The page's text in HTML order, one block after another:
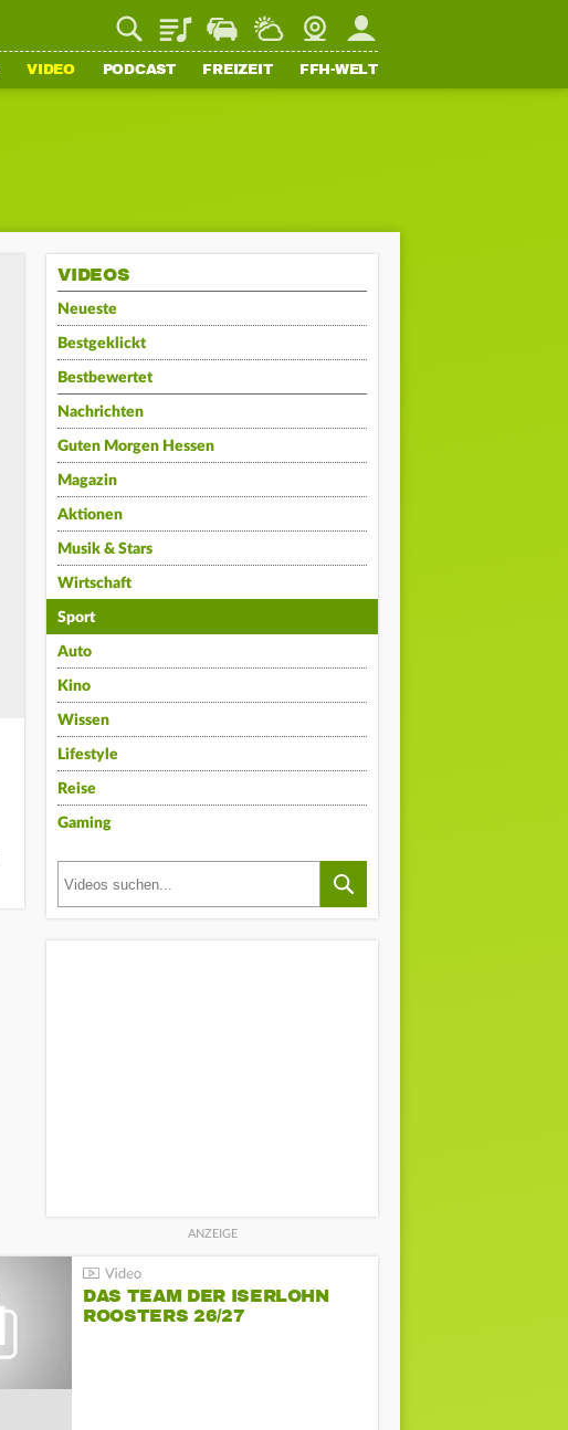
PlaylistStaupilotWetterWebcamMein FFH
VIDEO PODCAST FREIZEIT FFH-WELT
VIDEOS
Neueste
Bestgeklickt
Bestbewertet
Nachrichten
Guten Morgen Hessen
Magazin
Aktionen
Musik & Stars
Wirtschaft
Sport
Auto
Kino
Wissen
Lifestyle
Reise
Gaming
DAS TEAM DER ISERLOHN
ROOSTERS 26/27